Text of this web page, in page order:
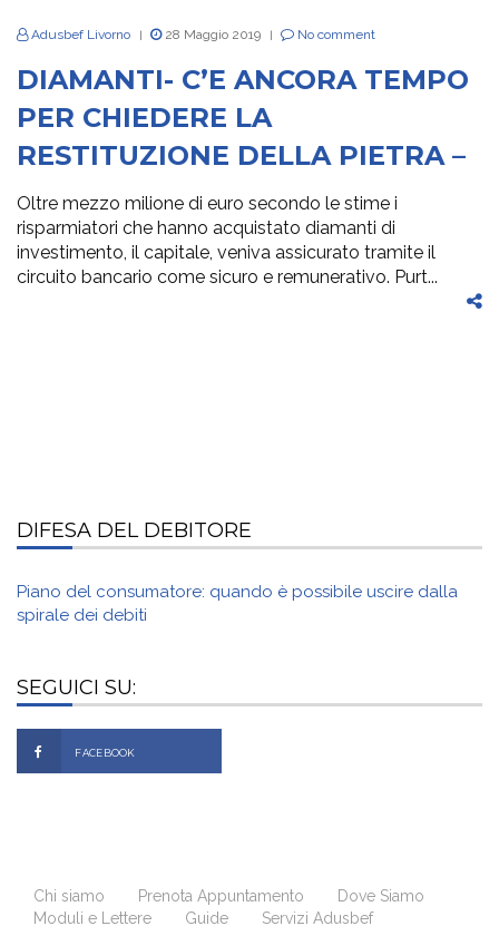
Adusbef Livorno | 28 Maggio 2019 | No comment
DIAMANTI- C’E ANCORA TEMPO
PER CHIEDERE LA
RESTITUZIONE DELLA PIETRA –
Oltre mezzo milione di euro secondo le stime i
risparmiatori che hanno acquistato diamanti di
investimento, il capitale, veniva assicurato tramite il
circuito bancario come sicuro e remunerativo. Purt...
DIFESA DEL DEBITORE
Piano del consumatore: quando è possibile uscire dalla
spirale dei debiti
SEGUICI SU:
FACEBOOK
Chi siamo Prenota Appuntamento
Dove Siamo
Moduli e Lettere
Guide Servizi Adusbef